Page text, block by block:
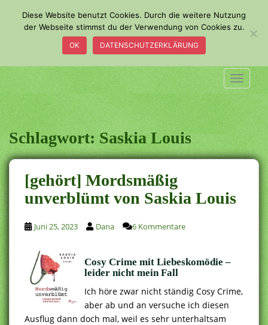
m
a
i
n
c
o
n
t
e
n
t
Schlagwort:Saskia Louis
[gehört] Mordsmäßig
unverblümt von Saskia Louis
Juni 25, 2023 Dana 6 Kommentare
Cosy Crime mit Liebeskomödie –
leider nicht mein Fall
Ich höre zwar nicht ständig Cosy Crime,
aber ab und an versuche ich diesen
Ausflug dann doch mal, weil es sehr unterhaltsam
Diese Website benutzt Cookies. Durch die weitere Nutzung
der Webseite stimmst du der Verwendung von Cookies zu.
OK DATENSCHUTZERKLÄRUNG